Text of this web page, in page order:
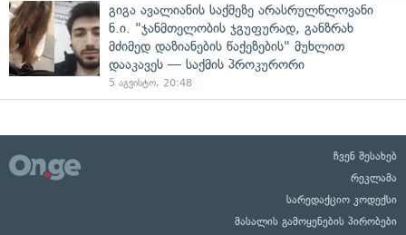
გიგა ავალიანის საქმეზე არასრულწლოვანი
ნ.ი. "ჯანმთელობის ჯგუფურად, განზრახ
მძიმედ დაზიანების წაქეზების" მუხლით
დააკავეს — საქმის პროკურორი
5 აგვისტო, 20:48
ჩვენ შესახებ
რეკლამა
სარედაქციო კოდექსი
მასალის გამოყენების პირობები